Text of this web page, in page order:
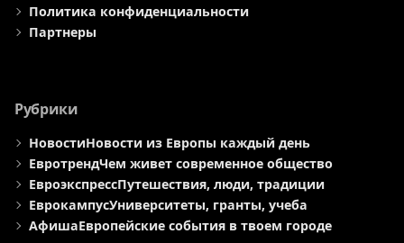
Политика конфиденциальности
Партнеры
Рубрики
НовостиНовости из Европы каждый день
ЕвротрендЧем живет современное общество
ЕвроэкспрессПутешествия, люди, традиции
ЕврокампусУниверситеты, гранты, учеба
АфишаЕвропейские события в твоем городе